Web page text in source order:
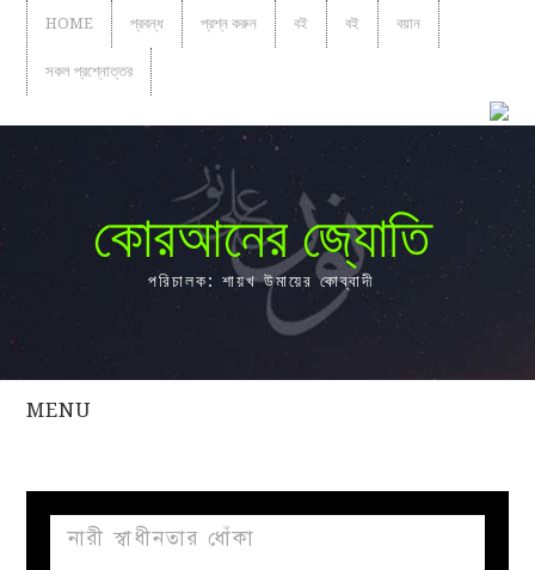
HOME প্রবন্ধ প্রশ্ন করুন বই বই বয়ান
সকল প্রশ্নোত্তর
কোরআনের জ্যোতি
পরিচালক: শায়খ উমায়ের কোব্বাদী
MENU
সকল
প্রবন্ধ
নারী স্বাধীনতার ধোঁকা